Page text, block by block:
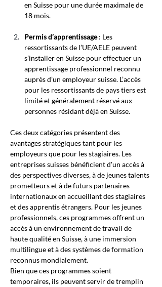
en Suisse pour une durée maximale de
18 mois.
Permis d’apprentissage : Les
ressortissants de l’UE/AELE peuvent
s’installer en Suisse pour effectuer un
apprentissage professionnel reconnu
auprès d’un employeur suisse. L’accès
pour les ressortissants de pays tiers est
limité et généralement réservé aux
personnes résidant déjà en Suisse.
Ces deux catégories présentent des
avantages stratégiques tant pour les
employeurs que pour les stagiaires. Les
entreprises suisses bénéficient d'un accès à
des perspectives diverses, à de jeunes talents
prometteurs et à de futurs partenaires
internationaux en accueillant des stagiaires
et des apprentis étrangers. Pour les jeunes
professionnels, ces programmes offrent un
accès à un environnement de travail de
haute qualité en Suisse, à une immersion
multilingue et à des systèmes de formation
reconnus mondialement.
Bien que ces programmes soient
temporaires, ils peuvent servir de tremplin